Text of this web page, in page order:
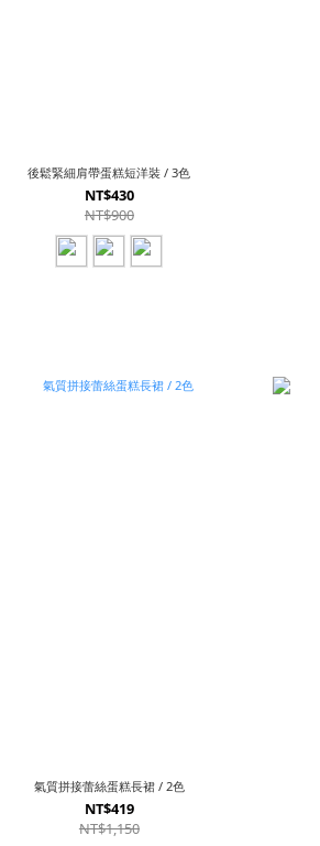
後鬆緊細肩帶蛋糕短洋裝 / 3色
NT$430
NT$900
氣質拼接蕾絲蛋糕長裙 / 2色
NT$419
NT$1,150